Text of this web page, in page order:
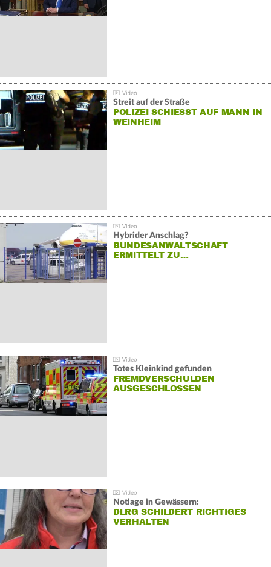
Streit auf der Straße
POLIZEI SCHIESST AUF MANN IN W
EINHEIM
Hybrider Anschlag?
BUNDESANWALTSCHAFT
ERMITTELT ZU…
Totes Kleinkind gefunden
FREMDVERSCHULDEN
AUSGESCHLOSSEN
Notlage in Gewässern:
DLRG SCHILDERT RICHTIGES
VERHALTEN